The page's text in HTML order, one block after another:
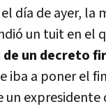
día de ayer, la
un tuit en el
un decreto
iba a poner el
un expresidente